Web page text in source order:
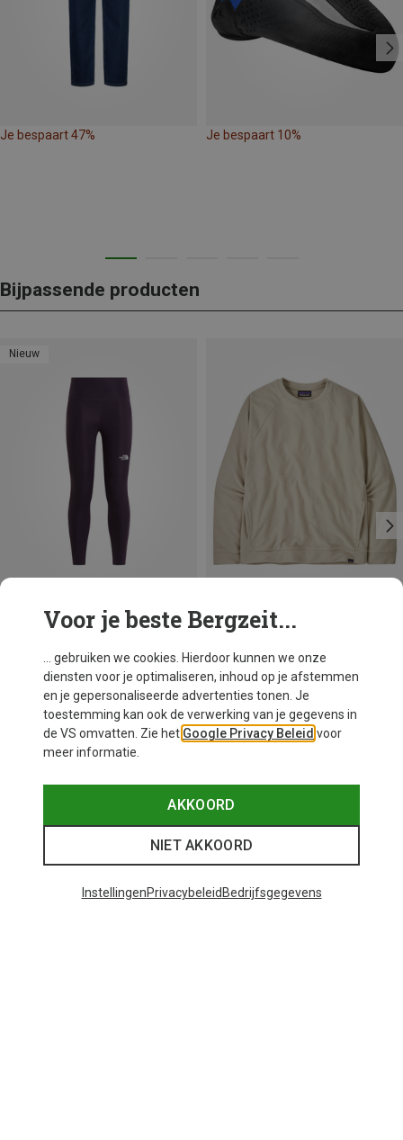
Je bespaart 47% Je bespaart 10%
Bijpassende producten
Nieuw
Maten
The North Face
Dames Flex 25in Tights
S M L
Je bespaart 45%
Voor je beste Bergzeit...
... gebruiken we cookies. Hierdoor kunnen we onze
diensten voor je optimaliseren, inhoud op je afstemmen
en je gepersonaliseerde advertenties tonen. Je
toestemming kan ook de verwerking van je gegevens in
de VS omvatten. Zie het Google Privacy Beleid voor
meer informatie.
AKKOORD
NIET AKKOORD
InstellingenPrivacybeleid Bedrijfsgegevens